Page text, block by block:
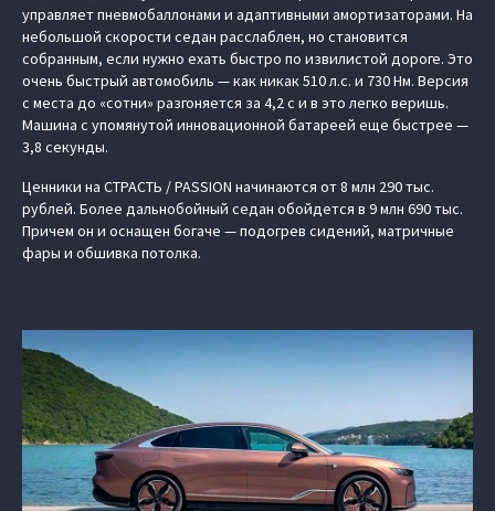
управляет пневмобаллонами и адаптивными амортизаторами. На
небольшой скорости седан расслаблен, но становится
собранным, если нужно ехать быстро по извилистой дороге. Это
очень быстрый автомобиль — как никак 510 л.с. и 730 Нм. Версия
с места до «сотни» разгоняется за 4,2 с и в это легко веришь.
Машина с упомянутой инновационной батареей еще быстрее —
3,8 секунды.
Ценники на СТРАСТЬ / PASSION начинаются от 8 млн 290 тыс.
рублей. Более дальнобойный седан обойдется в 9 млн 690 тыс.
Причем он и оснащен богаче — подогрев сидений, матричные
фары и обшивка потолка.